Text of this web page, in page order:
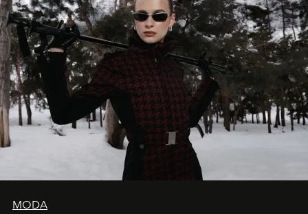
MODA